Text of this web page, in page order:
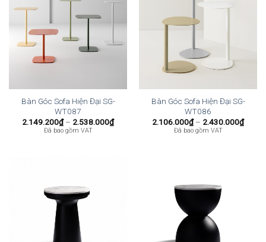
Bàn Góc Sofa Hiện Đại SG-
WT087
2.149.200₫ – 2.538.000₫Khoảng
giá:
Đã bao gồm VAT
Bàn Góc Sofa Hiện Đại SG-
WT086
2.106.000₫ – 2.430.000₫
giá:
Đã bao gồm VAT